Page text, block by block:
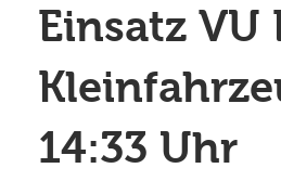
Einsatz VU
14:33 Uhr